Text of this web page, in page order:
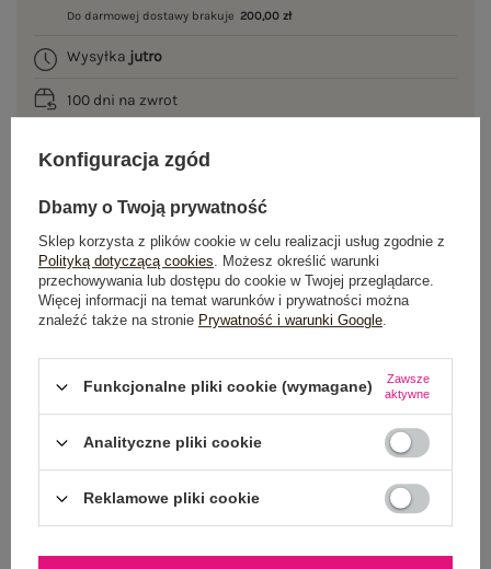
Do darmowej dostawy brakuje 200,00 zł
Wysyłka jutro
100 dni na zwrot
OPIS PRODUKTU
GŁÓWNE PARAMETRY
OPINIE O PRODUKCIE (1)
OSTATNIO OGLĄDANE
Zobacz wszystko
Konfiguracja zgód
Dbamy o Twoją prywatność
Sklep korzysta z plików cookie w celu realizacji usług zgodnie z
Polityką dotyczącą cookies. Możesz określić warunki
przechowywania lub dostępu do cookie w Twojej przeglądarce.
Więcej informacji na temat warunków i prywatności można
znaleźć także na stronie Prywatność i warunki Google.
Funkcjonalne pliki cookie (wymagane)
Zawsze
aktywne
Analityczne pliki cookie
Reklamowe pliki cookie